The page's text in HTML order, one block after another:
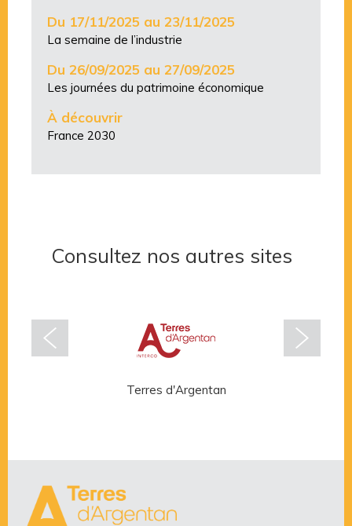
Du 17/11/2025 au 23/11/2025
La semaine de l’industrie
Du 26/09/2025 au 27/09/2025
Les journées du patrimoine économique
À découvrir
France 2030
Consultez nos autres sites
Terres d'Argentan